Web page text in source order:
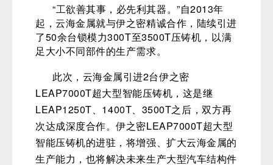
厚积厚发的超大型智能压铸机
“工欲善其事，必先利其器。”自2013年
起，云海金属就与伊之密精诚合作，陆续引进
了50余台锁模力300T至3500T压铸机，以满
足大小不同部件的生产需求。
此次，云海金属引进2台伊之密
LEAP7000T超大型智能压铸机，这是继
LEAP1250T、1400T、3500T之后，双方再
次达成深度合作。伊之密LEAP7000T超大型